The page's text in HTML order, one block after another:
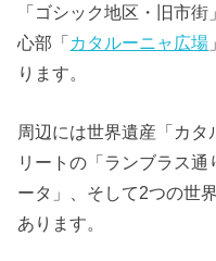
「ゴシック地区・旧市
心部「カタルーニャ広場
ります。
周辺には世界遺産「カタ
リートの「ランブラス
ータ」、そして2つの世
あります。